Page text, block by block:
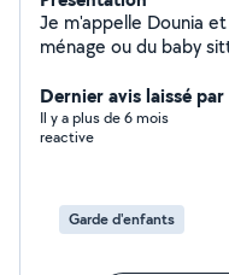
Je m'appelle Dounia et je suis disponible pour faire du
ménage ou du baby sitting. J'ai de
âges. Je suis auxiliaire de puériculture je pourrais
répondre aux besoins
divers activités
Dernier avis laissé
Il y a plus de 6 mois
reactive
Garde d'enfants